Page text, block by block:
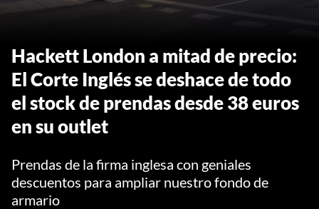
Hackett London a mitad de precio:
El Corte Inglés se deshace de todo
el stock de prendas desde 38 euros
en su outlet
Prendas de la firma inglesa con geniales
descuentos para ampliar nuestro fondo de
armario